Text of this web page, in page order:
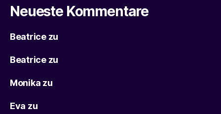
Neueste Kommentare
Beatricezu
Beatricezu
Monika zu
Eva zu